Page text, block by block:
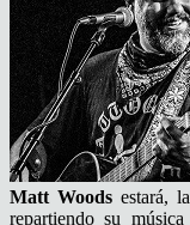
Matt Woodsestará,
repartiendo su